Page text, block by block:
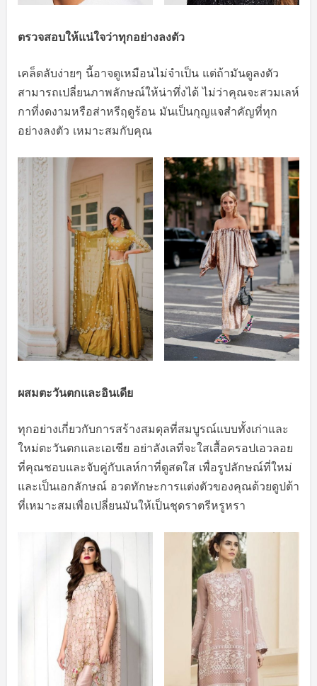
ตรวจสอบให้แน่ใจว่าทุกอย่างลงตัว
เคล็ดลับง่ายๆ นี้อาจดูเหมือนไม่จำเป็น แต่ถ้ามันดูลงตัว
สามารถเปลี่ยนภาพลักษณ์ให้น่าทึ่งได้ ไม่ว่าคุณจะสวมเลห์
กาที่งดงามหรือส่าหรีฤดูร้อน มันเป็นกุญแจสำคัญที่ทุก
อย่างลงตัว เหมาะสมกับคุณ
ผสมตะวันตกและอินเดีย
ทุกอย่างเกี่ยวกับการสร้างสมดุลที่สมบูรณ์แบบทั้งเก่าและ
ใหม่ตะวันตกและเอเชีย อย่าลังเลที่จะใสเสื้อครอปเอวลอย
ที่คุณชอบและจับคู่กับเลห์กาที่ดูสดใส เพื่อรูปลักษณ์ที่ใหม่
และเป็นเอกลักษณ์ อวดทักษะการแต่งตัวของคุณด้วยดูปต้า
ที่เหมาะสมเพื่อเปลี่ยนมันให้เป็นชุดราตรีหรูหรา